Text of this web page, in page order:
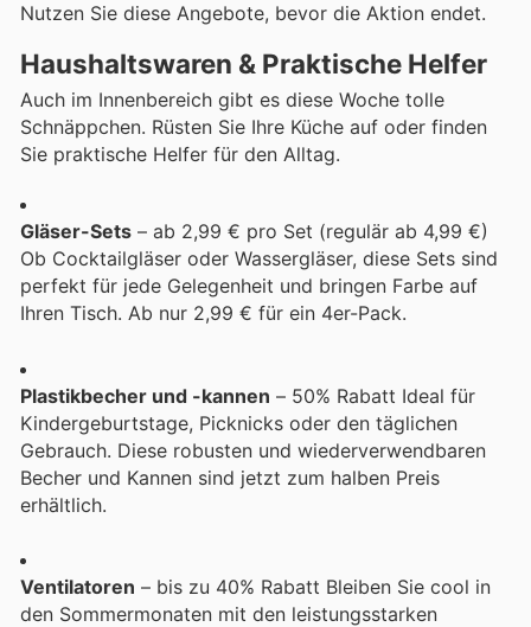
Nutzen Sie diese Angebote, bevor die Aktion endet.
Haushaltswaren & Praktische Helfer
Auch im Innenbereich gibt es diese Woche tolle
Schnäppchen. Rüsten Sie Ihre Küche auf oder finden
Sie praktische Helfer für den Alltag.
Gläser-Sets – ab 2,99 € pro Set (regulär ab 4,99 €)
Ob Cocktailgläser oder Wassergläser, diese Sets sind
perfekt für jede Gelegenheit und bringen Farbe auf
Ihren Tisch. Ab nur 2,99 € für ein 4er-Pack.
Plastikbecher und -kannen – 50% Rabatt Ideal für
Kindergeburtstage, Picknicks oder den täglichen
Gebrauch. Diese robusten und wiederverwendbaren
Becher und Kannen sind jetzt zum halben Preis
erhältlich.
Ventilatoren – bis zu 40% Rabatt Bleiben Sie cool in
den Sommermonaten mit den leistungsstarken